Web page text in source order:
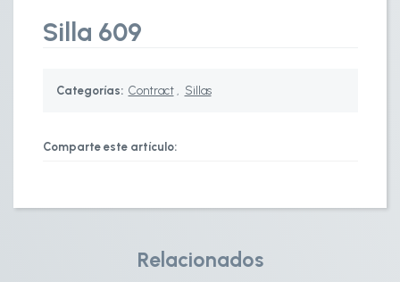
Silla 609
Categorías: Contract, Sillas
Comparte este artículo:
Relacionados